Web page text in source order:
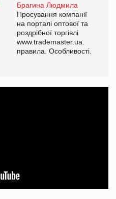
Брагина Людмила
Просування компанії
на порталі оптової та
роздрібної торгівлі
www.trademaster.ua.
правила. Особливості.